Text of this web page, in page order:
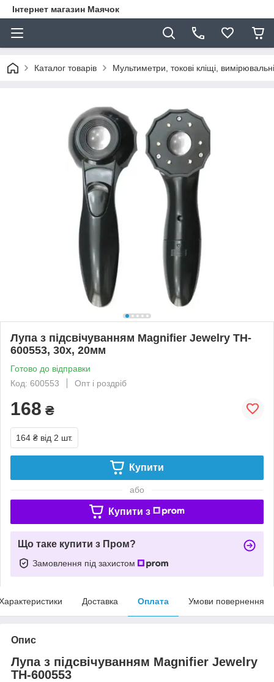
Інтернет магазин Маячок
Каталог товарів Мультиметри, токові кліщі,
Лупа з підсвічуванням Magnifier Jewelry TH-
600553, 30x, 20мм
Готово до відправки
Код: 600553
Опт і роздріб
168 ₴
164 ₴ від 2 шт.
Купити
або
Купити з
Що таке купити з Пром?
Замовлення під захистом
Доставка Оплата Умови повернення
Опис
Лупа з підсвічуванням Magnifier Jewelry
TH-600553